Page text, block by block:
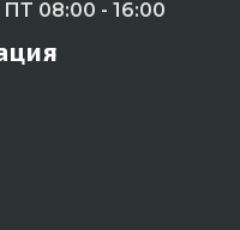
08:00 - 16:00